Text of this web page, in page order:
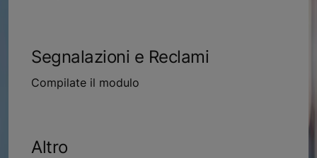
Segnalazioni e Reclami
Compilate il modulo
Altro